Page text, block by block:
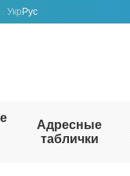
Укр Рус
Адресные
таблички